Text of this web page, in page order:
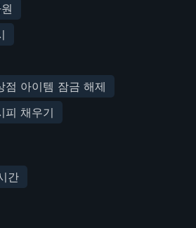
점 아이템 잠금 해제
피 채우기
간